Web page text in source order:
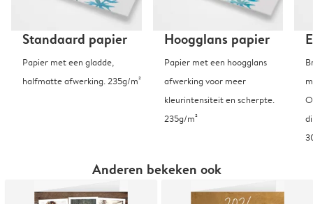
Standaard papier
Papier met een gladde,
halfmatte afwerking. 235g/m²
Hoogglans papier
Papier met een hoogglans
afwerking voor meer
kleurintensiteit en scherpte.
235g/m²
Anderen bekeken ook